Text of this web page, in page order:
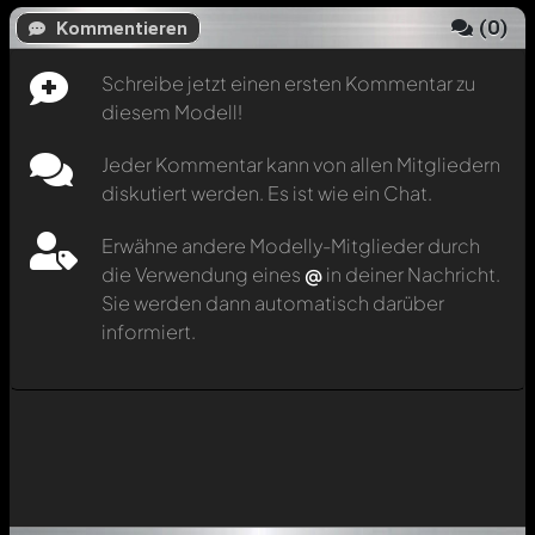
Kommentieren (0)
Schreibe jetzt einen ersten Kommentar zu
diesem Modell!
Jeder Kommentar kann von allen Mitgliedern
diskutiert werden. Es ist wie ein Chat.
Erwähne andere Modelly-Mitglieder durch
die Verwendung eines @in deiner Nachricht.
Sie werden dann automatisch darüber
informiert.